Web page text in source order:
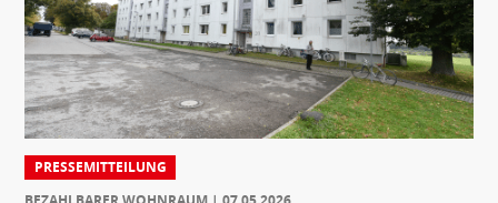
PRESSEMITTEILUNG